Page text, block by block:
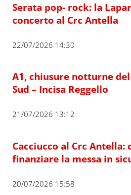
Serata pop- rock: la
concerto al Crc Antella
22/07/2026 14:30
A1, chiusure notturne
Sud – Incisa Reggello
21/07/2026 13:12
Cacciucco al Crc Antella:
finanziare la messa in
20/07/2026 15:58